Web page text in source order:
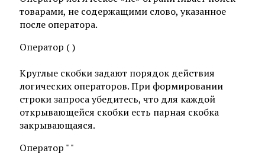
товарами, не содержащими слово, указанное
после оператора.
Оператор ( )
Круглые скобки задают порядок действия
логических операторов. При формировании
строки запроса убедитесь, что для каждой
открывающейся скобки есть парная скобка
закрывающаяся.
Оператор " "